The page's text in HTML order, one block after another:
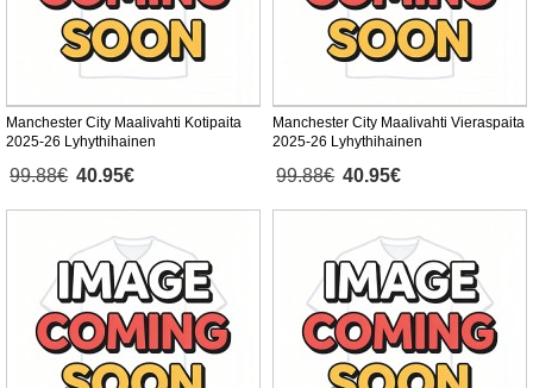
Manchester City Maalivahti Kotipaita
2025-26 Lyhythihainen
99.88€ 40.95€
Manchester City Maalivahti Vieraspaita
2025-26 Lyhythihainen
99.88€ 40.95€